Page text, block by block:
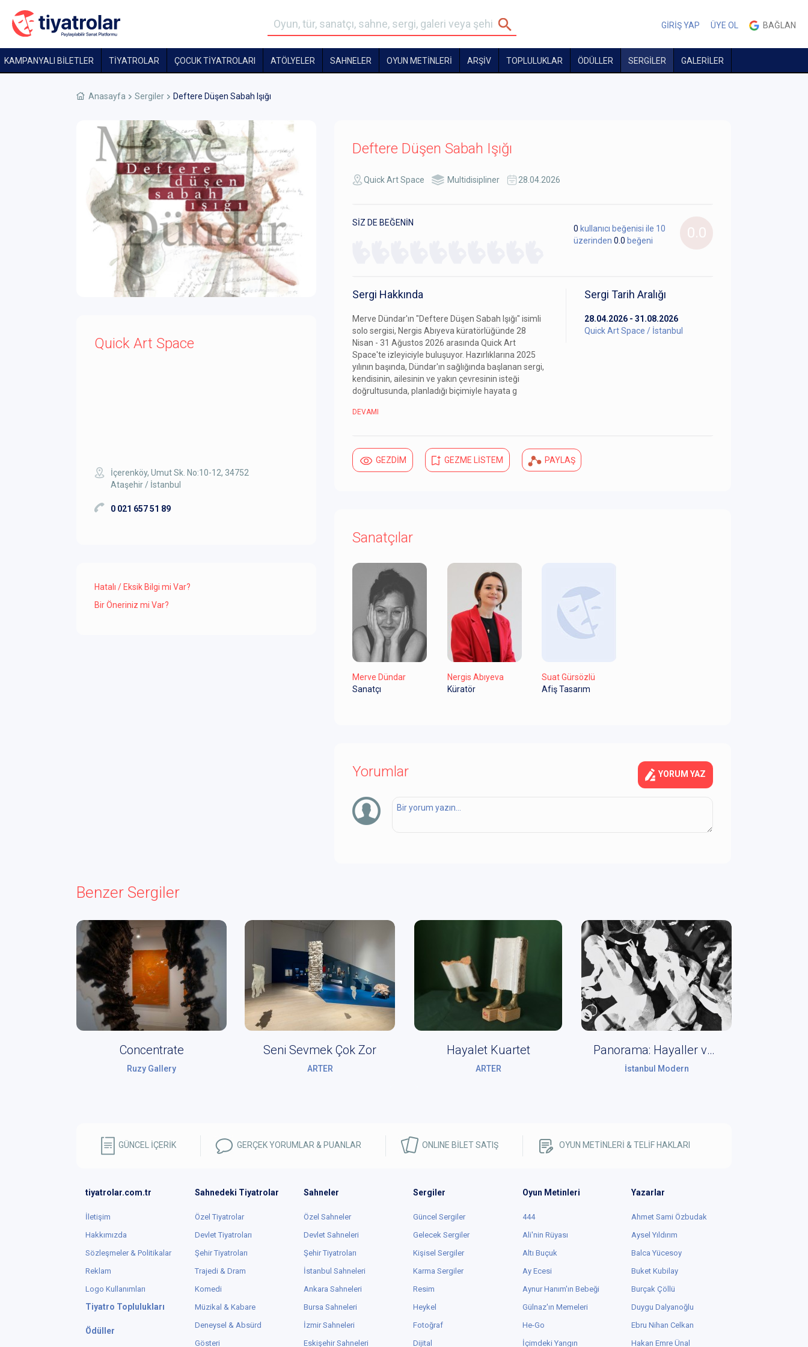
GİRİŞ YAP ÜYE OL BAĞLAN
KAMPANYALI BİLETLER TİYATROLAR ÇOCUK TIYATROLARI ATÖLYELER SAHNELER OYUN METİNLERİ ARŞİV TOPLULUKLAR ÖDÜLLER SERGİLER GALERİLER
Anasayfa Sergiler Deftere Düşen Sabah Işığı
Quick Art Space
İçerenköy, Umut Sk. No:10-12, 34752
Ataşehir / İstanbul
0 021 657 51 89
Hatalı / Eksik Bilgi mi Var?
Bir Öneriniz mi Var?
Deftere Düşen Sabah Işığı
Quick Art Space Multidisipliner 28.04.2026
SİZ DE BEĞENİN
0.0
0 kullanıcı beğenisi ile 10
üzerinden 0.0 beğeni
Sergi Hakkında
Merve Dündar'ın "Deftere Düşen Sabah Işığı" isimli
solo sergisi, Nergis Abıyeva küratörlüğünde 28
Nisan - 31 Ağustos 2026 arasında Quick Art
Space'te izleyiciyle buluşuyor. Hazırlıklarına 2025
yılının başında, Dündar'ın sağlığında başlanan sergi,
kendisinin, ailesinin ve yakın çevresinin isteği
doğrultusunda, planladığı biçimiyle hayata g
DEVAMI
Sergi Tarih Aralığı
28.04.2026 - 31.08.2026
Quick Art Space / İstanbul
GEZDİM GEZME LİSTEM PAYLAŞ
Sanatçılar
Merve Dündar
Sanatçı
Nergis Abıyeva
Küratör
Suat Gürsözlü
Afiş Tasarım
Yorumlar YORUM YAZ
Benzer Sergiler
Concentrate
Ruzy Gallery
Seni Sevmek Çok Zor
ARTER
Hayalet Kuartet
ARTER
Panorama: Hayaller ve Yerler
İstanbul Modern
GÜNCEL İÇERİK GERÇEK YORUMLAR & PUANLAR ONLINE BİLET SATIŞ OYUN METİNLERİ & TELİF HAKLARI
tiyatrolar.com.tr
İletişim
Hakkımızda
Sözleşmeler & Politikalar
Reklam
Logo Kullanımları
Tiyatro Toplulukları
Ödüller
Sahnedeki Tiyatrolar
Özel Tiyatrolar
Devlet Tiyatroları
Şehir Tiyatroları
Trajedi & Dram
Komedi
Müzikal & Kabare
Deneysel & Absürd
Gösteri
Sahneler
Özel Sahneler
Devlet Sahneleri
Şehir Tiyatroları
İstanbul Sahneleri
Ankara Sahneleri
Bursa Sahneleri
İzmir Sahneleri
Eskişehir Sahneleri
Sergiler
Güncel Sergiler
Gelecek Sergiler
Kişisel Sergiler
Karma Sergiler
Resim
Heykel
Fotoğraf
Dijital
Oyun Metinleri
444
Ali'nin Rüyası
Altı Buçuk
Ay Ecesi
Aynur Hanım'ın Bebeği
Gülnaz'ın Memeleri
He-Go
İçimdeki Yangın
Yazarlar
Ahmet Sami Özbudak
Aysel Yıldırım
Balca Yücesoy
Buket Kubilay
Burçak Çöllü
Duygu Dalyanoğlu
Ebru Nihan Celkan
Hakan Emre Ünal